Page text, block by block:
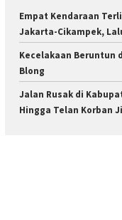
Empat Kendaraan
Jakarta-Cikampek,
Kecelakaan Beruntun
Blong
Jalan Rusak di
Hingga Telan Korban